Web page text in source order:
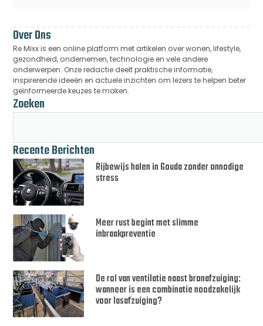
Over Ons
Re Mixx is een online platform met artikelen over wonen, lifestyle,
gezondheid, ondernemen, technologie en vele andere
onderwerpen. Onze redactie deelt praktische informatie,
inspirerende ideeën en actuele inzichten om lezers te helpen beter
geïnformeerde keuzes te maken.
Zoeken
Recente Berichten
Rijbewijs halen in Gouda zonder onnodige
stress
Meer rust begint met slimme
inbraakpreventie
De rol van ventilatie naast bronafzuiging:
wanneer is een combinatie noodzakelijk
voor lasafzuiging?